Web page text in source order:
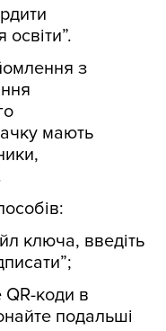
освіти”.
з
мають
ключа, введіть
коди в
подальші